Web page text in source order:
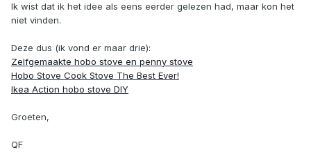
Ik wist dat ik het idee als eens eerder gelezen had, maar kon het
niet vinden.
Deze dus (ik vond er maar drie):
Zelfgemaakte hobo stove en penny stove
Hobo Stove Cook Stove The Best Ever!
Ikea Action hobo stove DIY
Groeten,
QF